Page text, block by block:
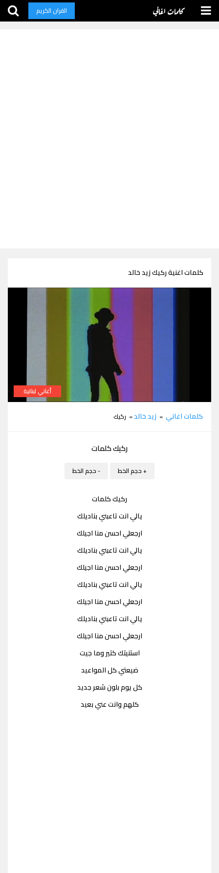
كلمات اغاني القران الكريم
كلمات اغنية ركيك زيد خالد
أغاني لبنانية
كلمات اغاني » زيد خالد» ركيك
ركيك كلمات
+ حجم الخط - حجم الخط
ركيك كلمات
يالي انت تاعبني بناديلك
ارجعلي احسن منا اجيلك
يالي انت تاعبني بناديلك
ارجعلي احسن منا اجيلك
يالي انت تاعبني بناديلك
ارجعلي احسن منا اجيلك
يالي انت تاعبني بناديلك
ارجعلي احسن منا اجيلك
استنيتك كتير وما جيت
ضيعتي كل المواعيد
كل يوم بلون شعر جديد
كلهم وانت عني بعيد